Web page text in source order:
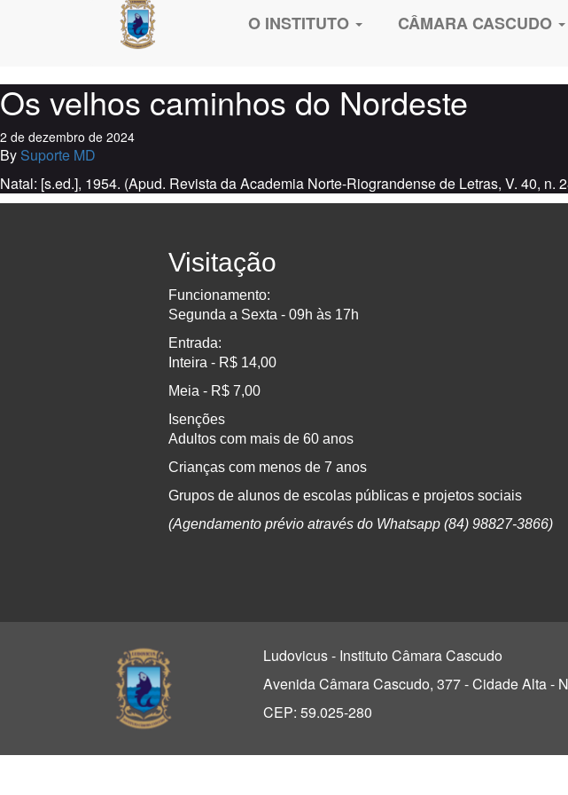
O INSTITUTO CÂMARA CASCUDO
Os velhos caminhos do Nordeste
2 de dezembro de 2024
By Suporte MD
Natal: [s.ed.], 1954. (Apud. Revista da Academia Norte-Riograndense de Letras, V. 40, n.
Visitação
Funcionamento:
Segunda a Sexta - 09h às 17h
Entrada:
Inteira - R$ 14,00
Meia - R$ 7,00
Isenções
Adultos com mais de 60 anos
Crianças com menos de 7 anos
Grupos de alunos de escolas públicas e projetos sociais
(Agendamento prévio através do Whatsapp (84) 98827-3866)
Ludovicus - Instituto Câmara Cascudo
Avenida Câmara Cascudo, 377 - Cidade Alta -
CEP: 59.025-280